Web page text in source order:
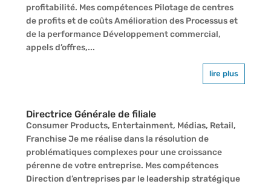
profitabilité. Mes compétences Pilotage de centres
de profits et de coûts Amélioration des Processus et
de la performance Développement commercial,
appels d’offres,...
lire plus
Directrice Générale de filiale
Consumer Products, Entertainment, Médias, Retail,
Franchise Je me réalise dans la résolution de
problématiques complexes pour une croissance
pérenne de votre entreprise. Mes compétences
Direction d’entreprises par le leadership stratégique